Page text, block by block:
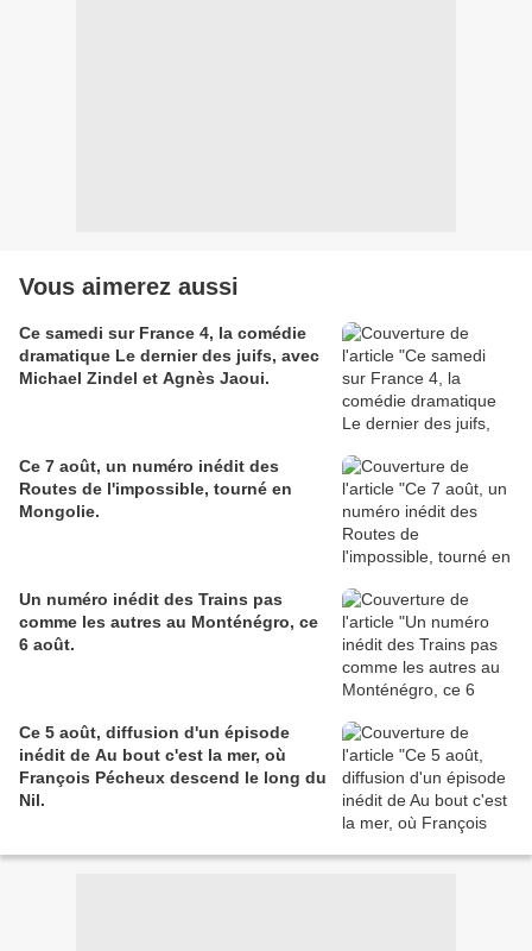
Vous aimerez aussi
Ce samedi sur France 4, la comédie
dramatique Le dernier des juifs, avec
Michael Zindel et Agnès Jaoui.
Ce 7 août, un numéro inédit des
Routes de l'impossible, tourné en
Mongolie.
Un numéro inédit des Trains pas
comme les autres au Monténégro, ce
6 août.
Ce 5 août, diffusion d'un épisode
inédit de Au bout c'est la mer, où
François Pécheux descend le long du
Nil.